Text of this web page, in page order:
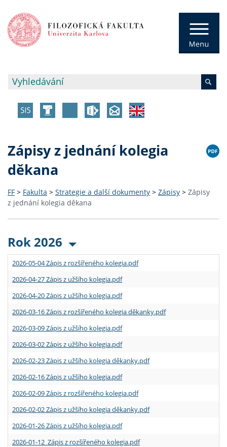
Zápisy z jednání kolegia
děkana
FF > Fakulta > Strategie a další dokumenty > Zápisy > Zápisy
z jednání kolegia děkana
Rok 2026
2026-05-04 Zápis z rozšířeného kolegia.pdf
2026-04-27 Zápis z užšího kolegia.pdf
2026-04-20 Zápis z užšího kolegia.pdf
2026-03-16 Zápis z rozšířeného kolegia děkanky.pdf
2026-03-09 Zápis z užšího kolegia.pdf
2026-03-02 Zápis z užšího kolegia.pdf
2026-02-23 Zápis z užšího kolegia děkanky.pdf
2026-02-16 Zápis z užšího kolegia.pdf
2026-02-09 Zápis z rozšířeného kolegia.pdf
2026-02-02 Zápis z užšího kolegia děkanky.pdf
2026-01-26 Zápis z užšího kolegia.pdf
2026-01-12 Zápis z rozšířeného kolegia.pdf